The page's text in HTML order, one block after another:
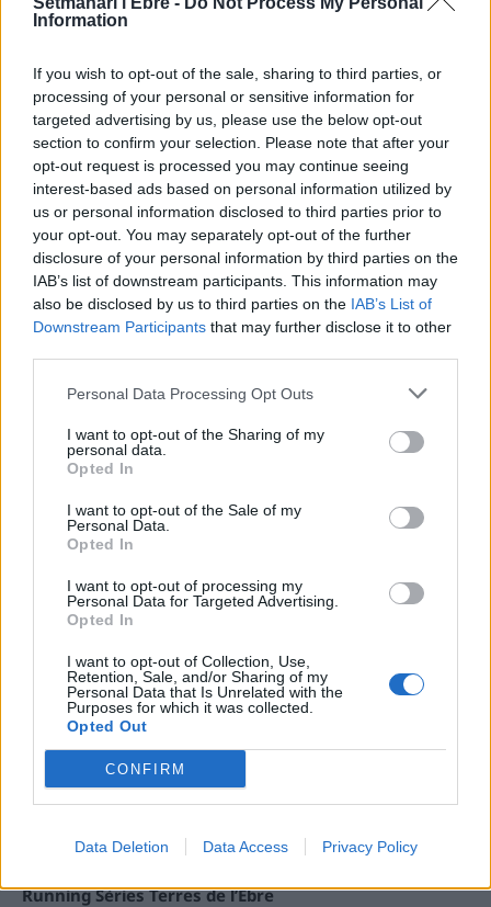
Information
If you wish to opt-out of the sale, sharing to third parties, or
processing of your personal or sensitive information for
targeted advertising by us, please use the below opt-out
section to confirm your selection. Please note that after your
opt-out request is processed you may continue seeing
interest-based ads based on personal information utilized by
us or personal information disclosed to third parties prior to
your opt-out. You may separately opt-out of the further
disclosure of your personal information by third parties on the
IAB’s list of downstream participants. This information may
also be disclosed by us to third parties on the IAB’s List of
Downstream Participants that may further disclose it to other
Personal Data Processing Opt Outs
I want to opt-out of the Sharing of my
personal data.
Opted In
I want to opt-out of the Sale of my
Personal Data.
Opted In
I want to opt-out of processing my
Personal Data for Targeted Advertising.
Opted In
I want to opt-out of Collection, Use,
Retention, Sale, and/or Sharing of my
Personal Data that Is Unrelated with the
Purposes for which it was collected.
Opted Out
CONFIRM
Data Deletion Data Access Privacy Policy
Festes
Caçadors de subvencions
30 de juliol de 2026
Amposta viurà unes festes amb més
de 200 actes i l’expectació per l’eclipsi
31 de juliol de 2026
Només 3 de cada 10 turistes visiten la
regió de l’Ebre durant juliol i agost
Running Sèries Terres de l’Ebre